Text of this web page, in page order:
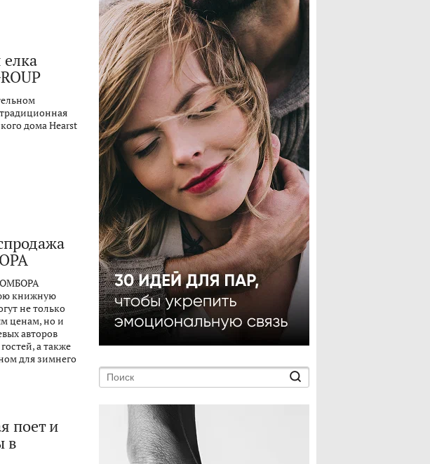
елка
дома Hearst
книжную
не только
ценам, но и
авторов
а также
для зимнего
поет и
в